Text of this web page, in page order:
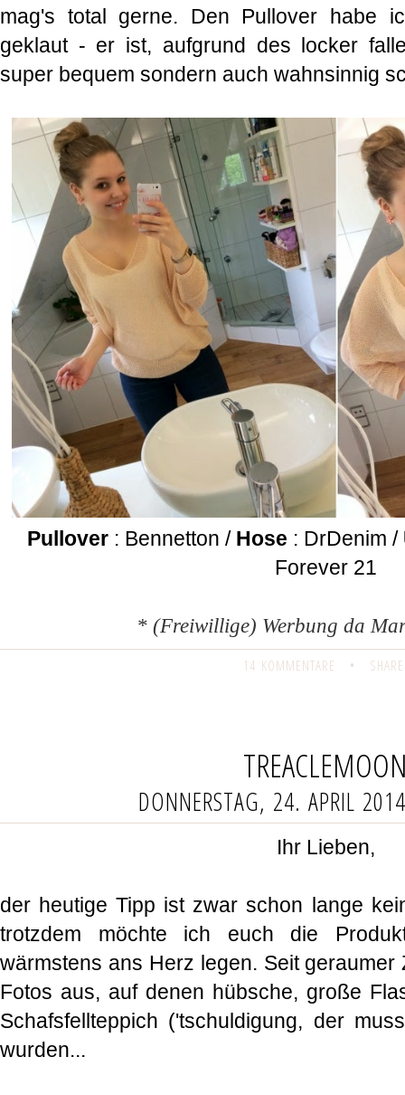
mag's total gerne. Den Pullover habe
geklaut - er ist, aufgrund des locker
super bequem sondern auch wahnsinnig
Pullover: Bennetton /Hose : DrDenim /
Forever 21
* (Freiwillige) Werbung da
14 KOMMENTARE •
DONNERSTAG, 24. APRIL 2014
Ihr Lieben,
der heutige Tipp ist zwar schon lange
trotzdem möchte ich euch die
wärmstens ans Herz legen. Seit geraumer
Fotos aus, auf denen hübsche, große
Schafsfellteppich ('tschuldigung, der
wurden...